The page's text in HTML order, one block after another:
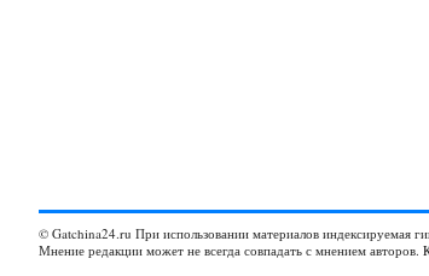
© Gatchina24.ru При использовании материалов индексируемая
Мнение редакции может не всегда совпадать с мнением авторов.